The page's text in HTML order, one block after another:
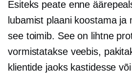
Esiteks peate enne
lubamist plaani koostama ja
see toimib. See on lihtne
vormistatakse veebis,
klientide jaoks kastidesse